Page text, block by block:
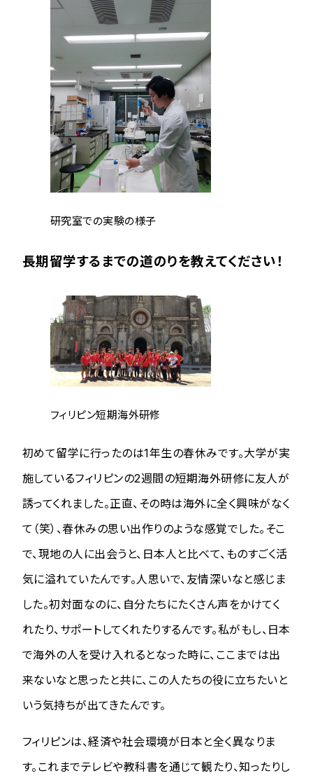
研究室での実験の様子
長期留学するまでの道のりを教えてください！
フィリピン短期海外研修
初めて留学に行ったのは1年生の春休みです。大学が実
施しているフィリピンの2週間の短期海外研修に友人が
誘ってくれました。正直、その時は海外に全く興味がなく
て（笑）、春休みの思い出作りのような感覚でした。そこ
で、現地の人に出会うと、日本人と比べて、ものすごく活
気に溢れていたんです。人思いで、友情深いなと感じま
した。初対面なのに、自分たちにたくさん声をかけてく
れたり、サポートしてくれたりするんです。私がもし、日本
で海外の人を受け入れるとなった時に、ここまでは出
来ないなと思ったと共に、この人たちの役に立ちたいと
いう気持ちが出てきたんです。
フィリピンは、経済や社会環境が日本と全く異なりま
す。これまでテレビや教科書を通じて観たり、知ったりし